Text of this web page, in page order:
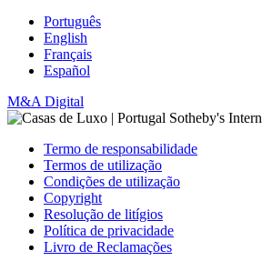
Português
English
Français
Español
M&A Digital
Termo de responsabilidade
Termos de utilização
Condições de utilização
Copyright
Resolução de litígios
Política de privacidade
Livro de Reclamações